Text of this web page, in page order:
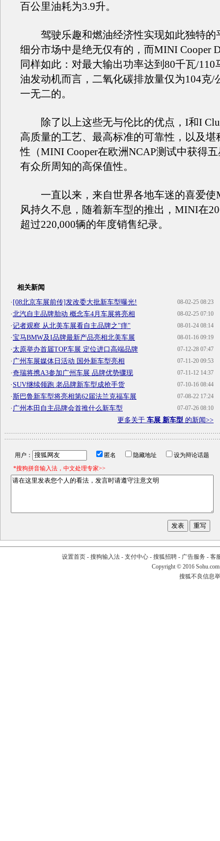
百公里油耗为3.9升。
驾驶乐趣和燃油经济性实现如此独特的
细分市场中是绝无仅有的，而MINI Cooper
同样如此：对最大输出功率达到80千瓦/110
油发动机而言，二氧化碳排放量仅为104克/
一无二的。
除了以上这些无与伦比的优点，I和I
高质量的工艺、最高标准的可靠性，以及堪
性（MINI Cooper在欧洲NCAP测试中获得
有众所周知的高保值性。
一直以来，来自世界各地车迷的喜爱使
风持久不息，随着新车型的推出，MINI在
超过220,000辆的年度销售纪录。
相关新闻
08-02-25 08:23
·[08北京车展前传]发改委大批新车型曝光!
08-02-25 07:10
·北汽自主品牌胎动 概念车4月车展将亮相
08-01-24 08:14
·记者观察 从北美车展看自主品牌之"痒"
08-01-16 09:19
·宝马BMW及I品牌最新产品亮相北美车展
07-12-28 07:47
·太原举办首届TOP车展 定位进口高端品牌
07-11-20 09:53
· 广州车展媒体日活动 国外新车型亮相
07-11-12 14:37
·奇瑞将携A3参加广州车展 品牌优势骤现
07-10-16 08:44
·SUV继续领跑 老品牌新车型成抢手货
07-08-22 17:24
·斯巴鲁新车型将亮相第62届法兰克福车展
07-07-26 08:10
· 广州本田自主品牌会首推什么新车型
更多关于 车展 新车型 的新闻>>
用户： 匿名 隐藏地址
设为辩论话题
*搜狗拼音输入法，中文处理专家>>
设置首页- 搜狗输入法- 支付中心- 搜狐招聘- 广告服务 - 客
Copyright © 2016
搜狐不良信息